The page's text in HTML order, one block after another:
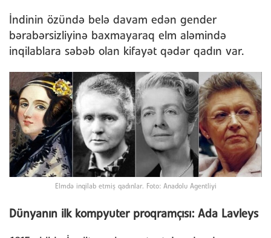
İndinin özündə belə davam edən gender
bərabərsizliyinə baxmayaraq elm aləmində
inqilablara səbəb olan kifayət qədər qadın var.
Elmdə inqilab etmiş qadınlar. Foto: Anadolu Agentliyi
Dünyanın ilk kompyuter proqramçısı: Ada Lavleys